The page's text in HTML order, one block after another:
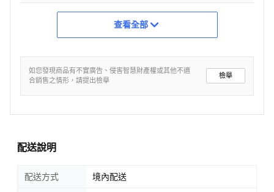
查看全部
如您發現商品有不實廣告、侵害智慧財產權或其他不適
合銷售之情形，請提出檢舉
檢舉
配送說明
配送方式 境內配送